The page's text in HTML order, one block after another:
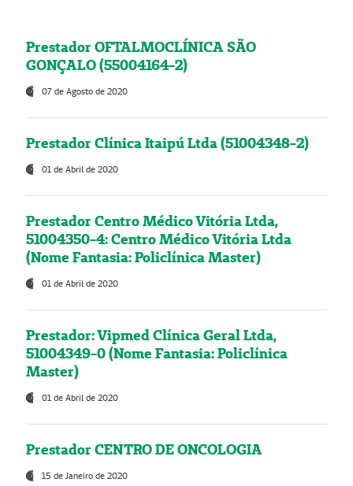
Prestador OFTALMOCLÍNICA SÃO
GONÇALO (55004164-2)
07 de Agosto de 2020
Prestador Clínica Itaipú Ltda (51004348-2)
01 de Abril de 2020
Prestador Centro Médico Vitória Ltda,
51004350-4: Centro Médico Vitória Ltda
(Nome Fantasia: Policlínica Master)
01 de Abril de 2020
Prestador: Vipmed Clínica Geral Ltda,
51004349-0 (Nome Fantasia: Policlínica
Master)
01 de Abril de 2020
Prestador CENTRO DE ONCOLOGIA
15 de Janeiro de 2020